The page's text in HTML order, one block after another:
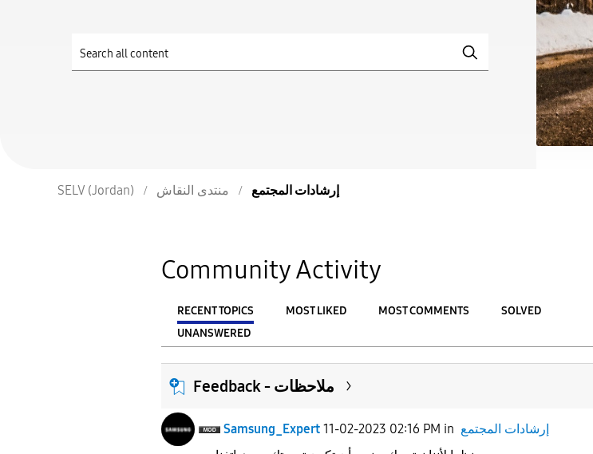
SELV (Jordan) منتدى النقاش إرشادات المجتمع
Community Activity
RECENT TOPICS MOST LIKED MOST COMMENTS
SOLVED
UNANSWERED
From To
Feedback - ملاحظات
Samsung_Expert 11-02-2023 02:16 PM in إرشادات المجتمع